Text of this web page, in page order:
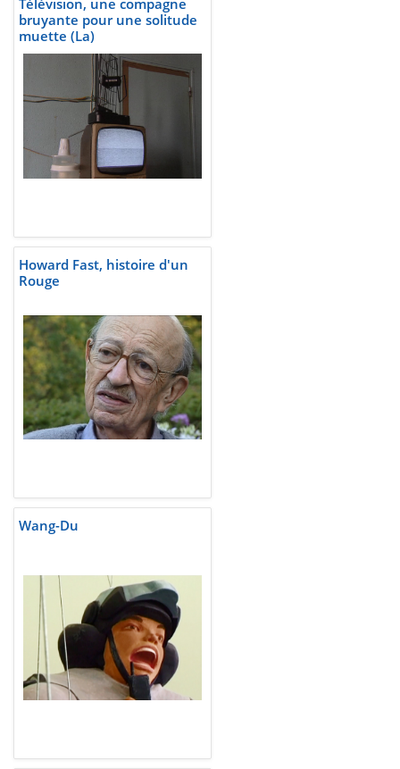
Télévision, une compagne
bruyante pour une solitude
muette (La)
Howard Fast, histoire d'un
Rouge
Wang-Du